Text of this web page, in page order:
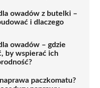
owadów z butelki –
i dlaczego
owadów – gdzie
by wspierać ich
paczkomatu?